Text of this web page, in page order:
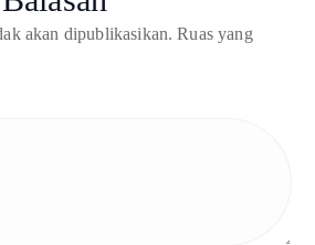
akan dipublikasikan. Ruas yang